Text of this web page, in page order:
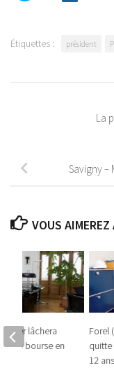
Étiquettes : président
La
Savigny –
VOUS AIMEREZ
Forel
quitte
12 ans
lâchera
de la bourse en